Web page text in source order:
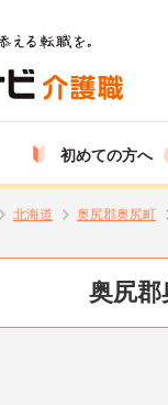
初めての方へ
北海道 奥尻郡奥尻町
奥尻郡